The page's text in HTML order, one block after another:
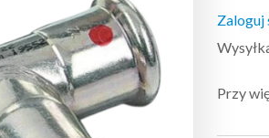
Zaloguj
Przy